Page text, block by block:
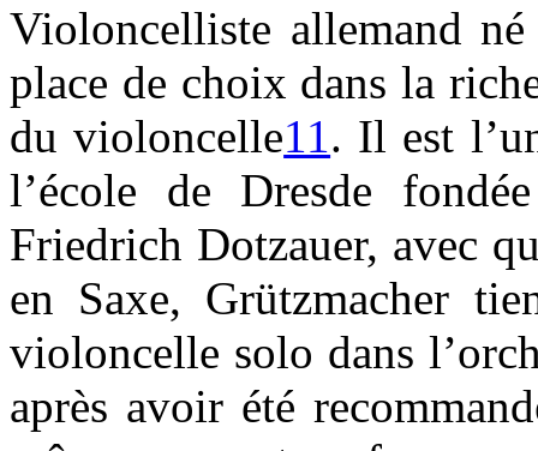
Violoncelliste allemand
place de choix dans la
du violoncelle11. Il est
l’école de Dresde
Friedrich Dotzauer, avec
en Saxe, Grützmacher
violoncelle solo dans
après avoir été